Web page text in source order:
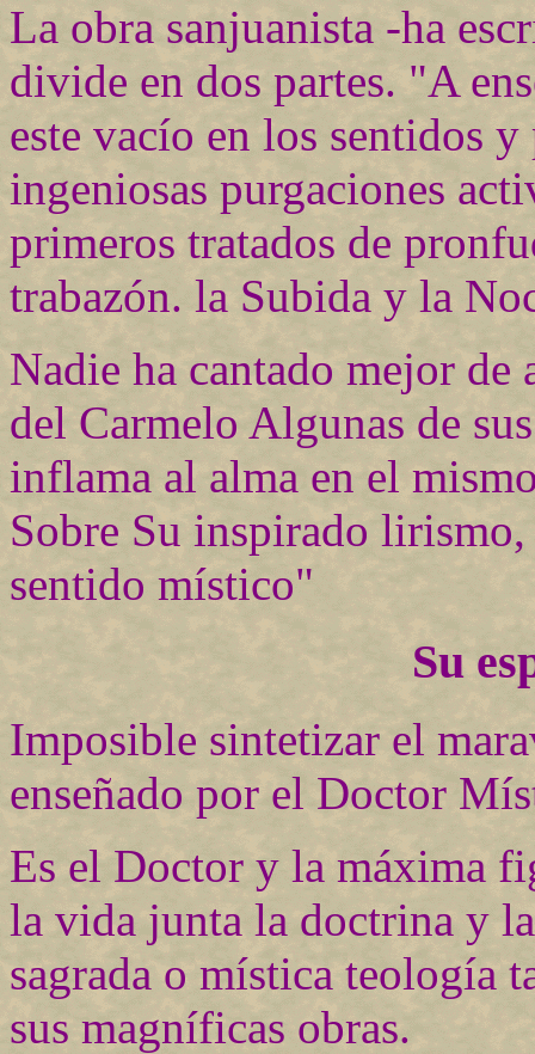
La obra sanjuanista -ha
divide en dos partes. "A
este vacío en los sentidos
ingeniosas purgaciones
primeros tratados de
trabazón. la Subida y la
Nadie ha cantado mejor
del Carmelo Algunas de
inflama al alma en el
Sobre Su inspirado
sentido místico"
Su
Imposible sintetizar el
enseñado por el Doctor
Es el Doctor y la máxima
la vida junta la doctrina y
sagrada o mística teología
sus magníficas obras.